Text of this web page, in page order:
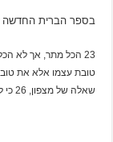
בספר הברית החדשה
שאלה של מצפון, 26 כי ליהוה הארץ ומלואה.